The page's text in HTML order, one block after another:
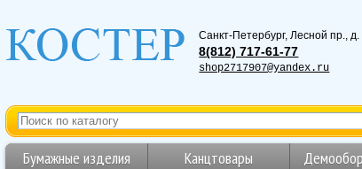
Санкт-Петербург, Лесной пр., д.
8(812) 717-61-77
shop2717907@yandex.ru
Бумажные изделия Канцтовары